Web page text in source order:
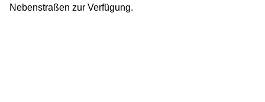
Nebenstraßen zur Verfügung.